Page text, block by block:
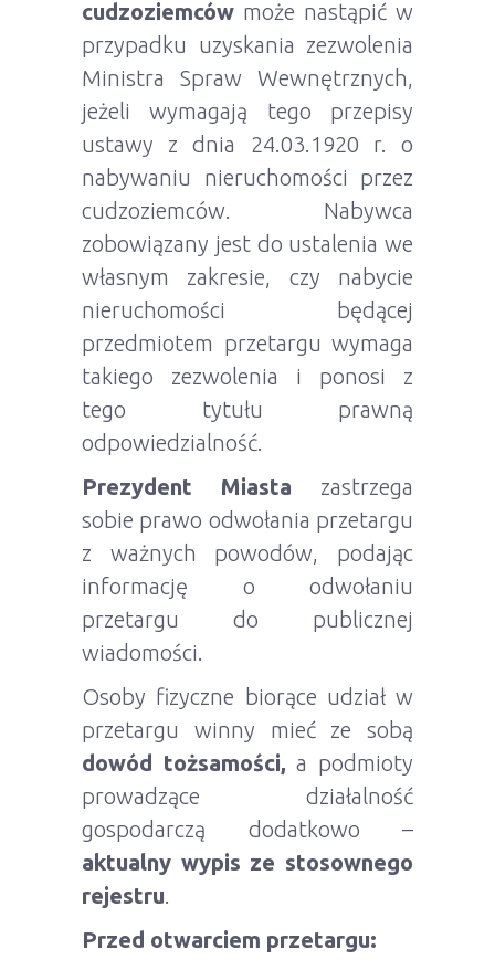
cudzoziemców może nastąpić w
przypadku uzyskania zezwolenia
Ministra Spraw Wewnętrznych,
jeżeli wymagają tego przepisy
ustawy z dnia 24.03.1920 r. o
nabywaniu nieruchomości przez
cudzoziemców. Nabywca
zobowiązany jest do ustalenia we
własnym zakresie, czy nabycie
nieruchomości będącej
przedmiotem przetargu wymaga
takiego zezwolenia i ponosi z
tego tytułu prawną
odpowiedzialność.
Prezydent Miasta zastrzega
sobie prawo odwołania przetargu
z ważnych powodów, podając
informację o odwołaniu
przetargu do publicznej
wiadomości.
Osoby fizyczne biorące udział w
przetargu winny mieć ze sobą
dowód tożsamości, a podmioty
prowadzące działalność
gospodarczą dodatkowo –
aktualny wypis ze stosownego
rejestru.
Przed otwarciem przetargu: